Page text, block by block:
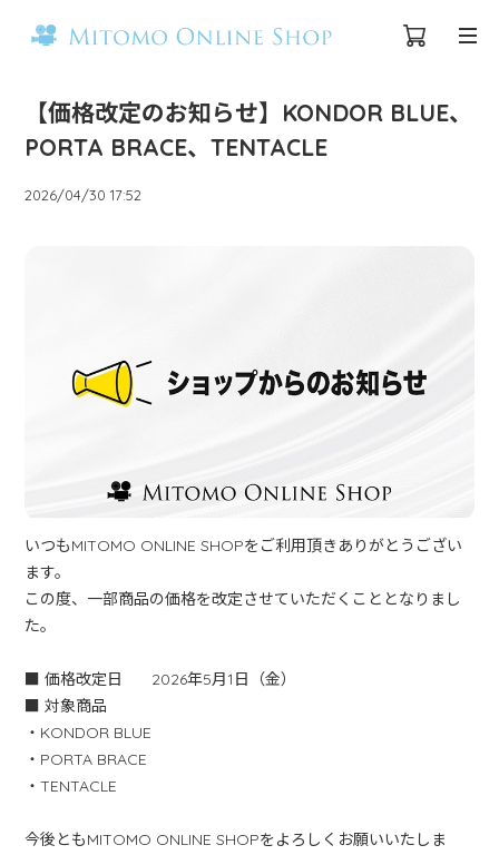
【価格改定のお知らせ】KONDOR BLUE、
PORTA BRACE、TENTACLE
2026/04/30 17:52
いつもMITOMO ONLINE SHOPをご利用頂きありがとうござい
ます。
この度、一部商品の価格を改定させていただくこととなりまし
た。
■ 価格改定日 2026年5月1日（金）
■ 対象商品
・KONDOR BLUE
・PORTA BRACE
・TENTACLE
今後ともMITOMO ONLINE SHOPをよろしくお願いいたしま